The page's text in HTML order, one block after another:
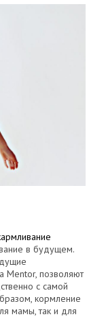
в будущем.
Mentor, позволяют
с самой
кормление
мамы, так и для